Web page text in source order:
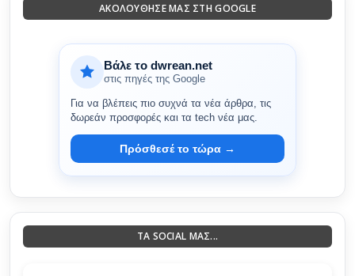
ΑΚΟΛΟΎΘΗΣΈ ΜΑΣ ΣΤΗ GOOGLE
Βάλε το dwrean.net
στις πηγές της Google
Για να βλέπεις πιο συχνά τα νέα άρθρα, τις
δωρεάν προσφορές και τα tech νέα μας.
Πρόσθεσέ το τώρα →
ΤΑ SOCIAL ΜΑΣ...